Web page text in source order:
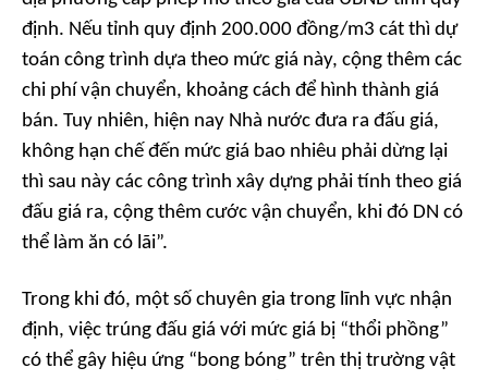
định. Nếu tỉnh quy định 200.000 đồng/m3 cát thì dự
toán công trình dựa theo mức giá này, cộng thêm các
chi phí vận chuyển, khoảng cách để hình thành giá
bán. Tuy nhiên, hiện nay Nhà nước đưa ra đấu giá,
không hạn chế đến mức giá bao nhiêu phải dừng lại
thì sau này các công trình xây dựng phải tính theo giá
đấu giá ra, cộng thêm cước vận chuyển, khi đó DN có
thể làm ăn có lãi”.
Trong khi đó, một số chuyên gia trong lĩnh vực nhận
định, việc trúng đấu giá với mức giá bị “thổi phồng”
có thể gây hiệu ứng “bong bóng” trên thị trường vật